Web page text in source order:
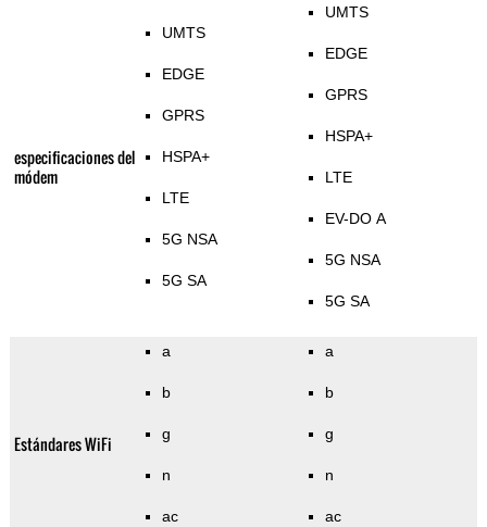
especificaciones del
módem
UMTS
EDGE
GPRS
HSPA+
LTE
5G NSA
5G SA
UMTS
EDGE
GPRS
HSPA+
LTE
EV-DO A
5G NSA
5G SA
Estándares WiFi
a
b
g
n
ac
a
b
g
n
ac